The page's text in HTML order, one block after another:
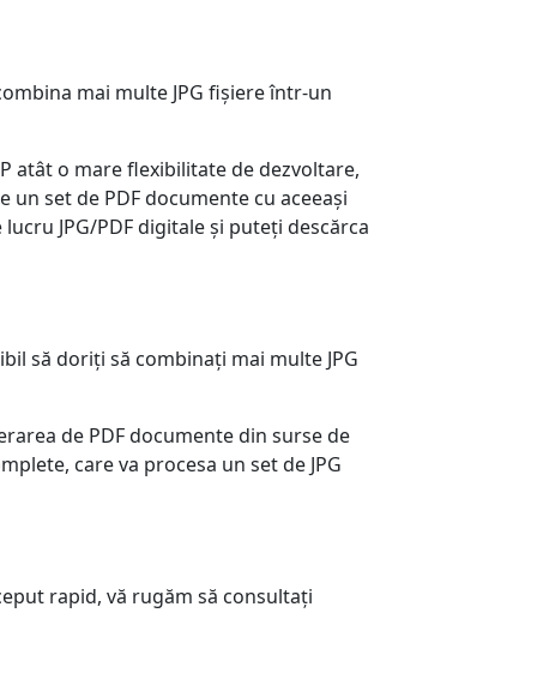
mai multe JPG fișiere într-un
atât o mare flexibilitate de dezvoltare,
set de PDF documente cu aceeași
JPG/PDF digitale și puteți descărca
să doriți să combinați mai multe JPG
de PDF documente din surse de
care va procesa un set de JPG
rapid, vă rugăm să consultați